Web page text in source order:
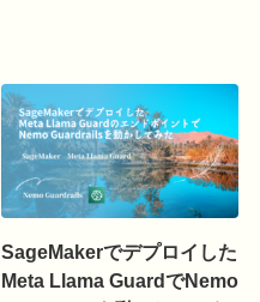
SageMakerでデプロイした
Meta Llama GuardでNemo